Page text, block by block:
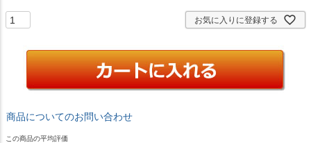
お気に入りに登録する
商品についてのお問い合わせ